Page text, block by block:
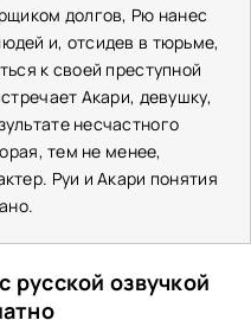
долгов, Рю нанес
и, отсидев в тюрьме,
к своей преступной
Акари, девушку,
несчастного
тем не менее,
Руи и Акари понятия
русской озвучкой